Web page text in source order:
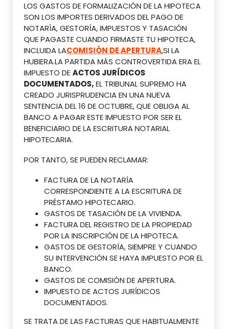
LOS GASTOS DE FORMALIZACIÓN DE LA HIPOTECA
SON LOS IMPORTES DERIVADOS DEL PAGO DE
NOTARÍA, GESTORÍA, IMPUESTOS Y TASACIÓN
QUE PAGASTE CUANDO FIRMASTE TU HIPOTECA,
INCLUIDA LACOMISIÓN DE APERTURA,SI LA
HUBIERA.LA PARTIDA MÁS CONTROVERTIDA ERA EL
IMPUESTO DEACTOS JURÍDICOS
DOCUMENTADOS,EL TRIBUNAL SUPREMO HA
CREADO JURISPRUDENCIA EN UNA NUEVA
SENTENCIA DEL 16 DE OCTUBRE, QUE OBLIGA AL
BANCO A PAGAR ESTE IMPUESTO POR SER EL
BENEFICIARIO DE LA ESCRITURA NOTARIAL
HIPOTECARIA.
POR TANTO, SE PUEDEN RECLAMAR:
FACTURA DE LA NOTARÍA
CORRESPONDIENTE A LA ESCRITURA DE
PRÉSTAMO HIPOTECARIO.
GASTOS DE TASACIÓN DE LA VIVIENDA.
FACTURA DEL REGISTRO DE LA PROPIEDAD
POR LA INSCRIPCIÓN DE LA HIPOTECA.
GASTOS DE GESTORÍA, SIEMPRE Y CUANDO
SU INTERVENCIÓN SE HAYA IMPUESTO POR EL
BANCO.
GASTOS DE COMISIÓN DE APERTURA.
IMPUESTO DE ACTOS JURÍDICOS
DOCUMENTADOS.
SE TRATA DE LAS FACTURAS QUE HABITUALMENTE